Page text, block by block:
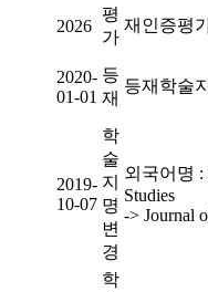
2026
평
가
재인증평
2020-
01-01
등
재
등재학술
2019-
10-07
학
술
지
명
변
경
외국어명 :
-> Journal
학